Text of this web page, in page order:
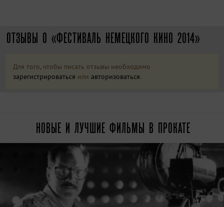
ОТЗЫВЫ О «ФЕСТИВАЛЬ НЕМЕЦКОГО КИНО 2014»
Для того, чтобы писать отзывы необходимо
зарегистрироваться или авторизоваться.
НОВЫЕ И ЛУЧШИЕ ФИЛЬМЫ В ПРОКАТЕ